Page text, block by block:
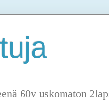
60v uskomaton